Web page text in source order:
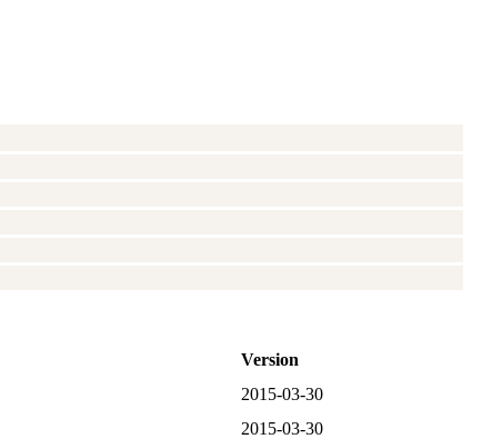
Version
2015‑03‑30
2015‑03‑30